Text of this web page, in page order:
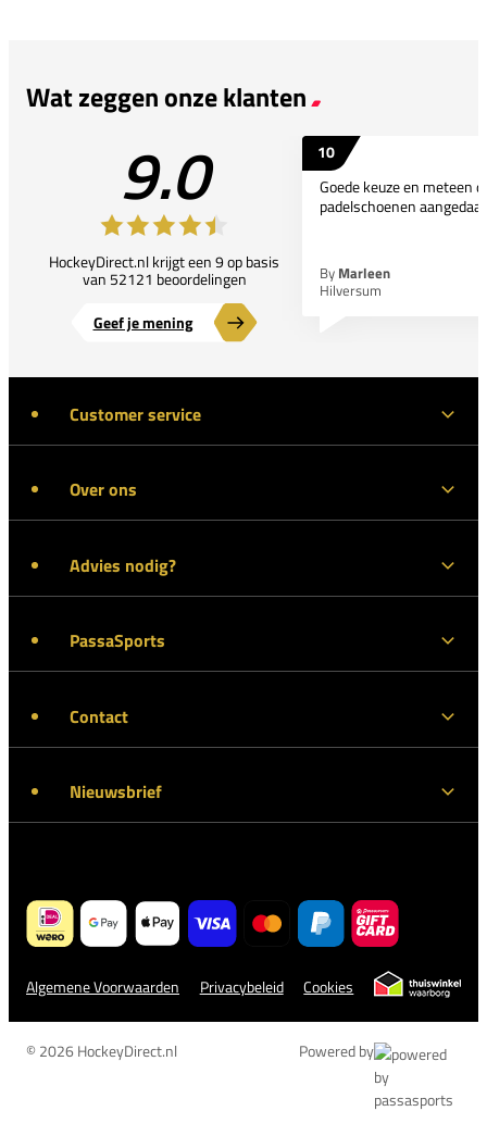
Wat zeggen onze klanten
9.0
HockeyDirect.nl krijgt een 9 op basis
van 52121 beoordelingen
Geef je mening
10
Goede keuze en meteen
padelschoenen
By Marleen
Hilversum
Customer service
Over ons
Advies nodig?
PassaSports
Contact
Nieuwsbrief
Algemene Voorwaarden Privacybeleid Cookies
© 2026 HockeyDirect.nl Powered by